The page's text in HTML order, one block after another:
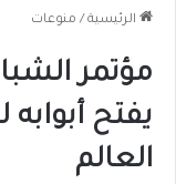
الرئيسية / منوعات
مؤتمر
يفتح
العالم